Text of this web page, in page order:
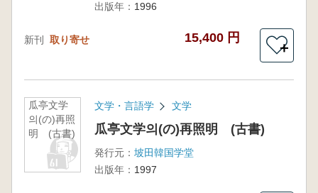
出版年： 1996
新刊 取り寄せ 15,400 円
＋
瓜亭文学
의(の)再照
明 (古書)
文学・言語学 文学
瓜亭文学의(の)再照明 (古書)
発行元： 坡田韓国学堂
出版年： 1997